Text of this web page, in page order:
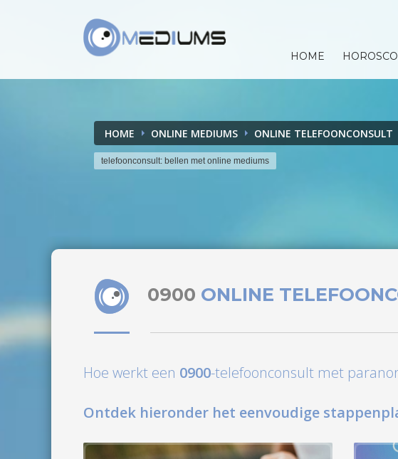
HOME
HOME ONLINE MEDIUMS ONLINE TELEFOONCONSULT
telefoonconsult: bellen met online mediums
0900 ONLINE
Hoe werkt een 0900-telefoonconsult met
Ontdek hieronder het eenvoudige